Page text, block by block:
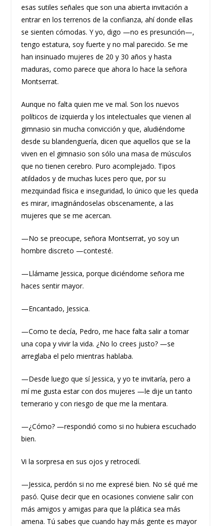
esas sutiles señales que son una abierta invitación a
entrar en los terrenos de la confianza, ahí donde ellas
se sienten cómodas. Y yo, digo —no es presunción—,
tengo estatura, soy fuerte y no mal parecido. Se me
han insinuado mujeres de 20 y 30 años y hasta
maduras, como parece que ahora lo hace la señora
Montserrat.
Aunque no falta quien me ve mal. Son los nuevos
políticos de izquierda y los intelectuales que vienen al
gimnasio sin mucha convicción y que, aludiéndome
desde su blandenguería, dicen que aquellos que se la
viven en el gimnasio son sólo una masa de músculos
que no tienen cerebro. Puro acomplejado. Tipos
atildados y de muchas luces pero que, por su
mezquindad física e inseguridad, lo único que les queda
es mirar, imaginándoselas obscenamente, a las
mujeres que se me acercan.
—No se preocupe, señora Montserrat, yo soy un
hombre discreto —contesté.
—Llámame Jessica, porque diciéndome señora me
haces sentir mayor.
—Encantado, Jessica.
—Como te decía, Pedro, me hace falta salir a tomar
una copa y vivir la vida. ¿No lo crees justo? —se
arreglaba el pelo mientras hablaba.
—Desde luego que sí Jessica, y yo te invitaría, pero a
mí me gusta estar con dos mujeres —le dije un tanto
temerario y con riesgo de que me la mentara.
—¿Cómo? —respondió como si no hubiera escuchado
bien.
Vi la sorpresa en sus ojos y retrocedí.
—Jessica, perdón si no me expresé bien. No sé qué me
pasó. Quise decir que en ocasiones conviene salir con
más amigos y amigas para que la plática sea más
amena. Tú sabes que cuando hay más gente es mayor